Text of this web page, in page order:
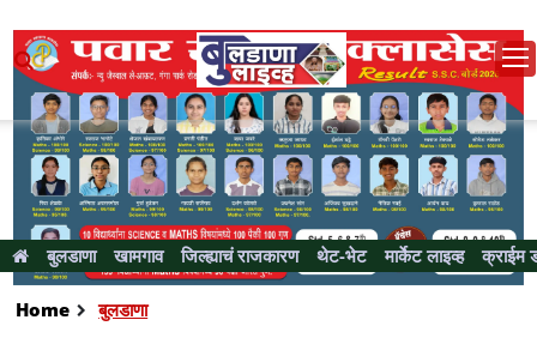
बुलडाणा खामगाव जिल्ह्याचं राजकारण थेट-भेट मार्केट लाइव्ह क्राईम
Home बुलडाणा